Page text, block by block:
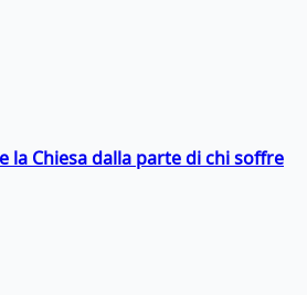
la Chiesa dalla parte di chi soffre